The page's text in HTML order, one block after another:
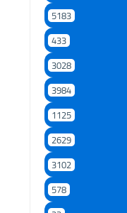
5183
433
3028
3984
1125
2629
3102
578